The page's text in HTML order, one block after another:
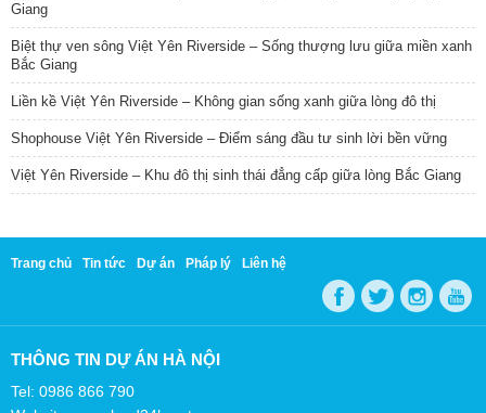
Giang
Biệt thự ven sông Việt Yên Riverside – Sống thượng lưu giữa miền xanh
Bắc Giang
Liền kề Việt Yên Riverside – Không gian sống xanh giữa lòng đô thị
Shophouse Việt Yên Riverside – Điểm sáng đầu tư sinh lời bền vững
Việt Yên Riverside – Khu đô thị sinh thái đẳng cấp giữa lòng Bắc Giang
Trang chủ Tin tức Dự án Pháp lý Liên hệ
THÔNG TIN DỰ ÁN HÀ NỘI
Tel: 0986 866 790